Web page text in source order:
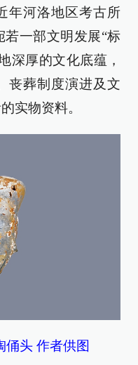
年河洛地区考古所
一部文明发展“标
深厚的文化底蕴，
丧葬制度演进及文
实物资料。
俑头 作者供图